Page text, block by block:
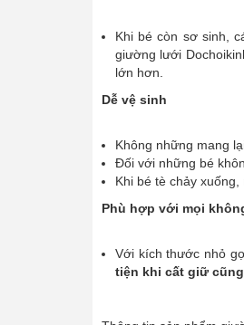
Khi bé còn sơ sinh,
giường lưới
lớn hơn.
Dễ vệ sinh
Không những mang
Đối với những bé
Khi bé tè chảy
Phù hợp với mọi
Với kích thước nhỏ
tiện khi cất giữ